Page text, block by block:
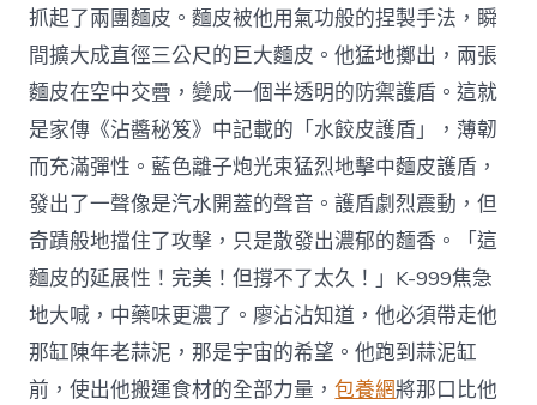
抓起了兩團麵皮。麵皮被他用氣功般的捏製手法，瞬
間擴大成直徑三公尺的巨大麵皮。他猛地擲出，兩張
麵皮在空中交疊，變成一個半透明的防禦護盾。這就
是家傳《沾醬秘笈》中記載的「水餃皮護盾」，薄韌
而充滿彈性。藍色離子炮光束猛烈地擊中麵皮護盾，
發出了一聲像是汽水開蓋的聲音。護盾劇烈震動，但
奇蹟般地擋住了攻擊，只是散發出濃郁的麵香。「這
麵皮的延展性！完美！但撐不了太久！」K-999焦急
地大喊，中藥味更濃了。廖沾沾知道，他必須帶走他
那缸陳年老蒜泥，那是宇宙的希望。他跑到蒜泥缸
前，使出他搬運食材的全部力量，包養網將那口比他